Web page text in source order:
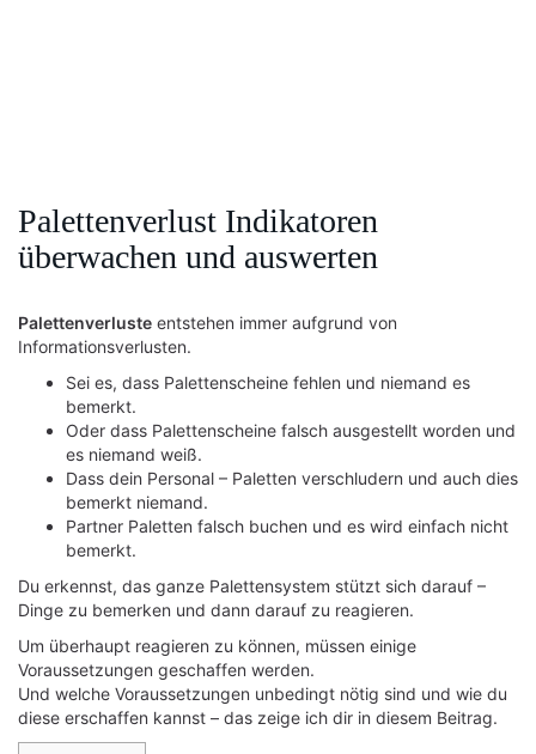
Palettenverlust Indikatoren
überwachen und auswerten
Palettenverluste entstehen immer aufgrund von
Informationsverlusten.
Sei es, dass Palettenscheine fehlen und niemand es
bemerkt.
Oder dass Palettenscheine falsch ausgestellt worden und
es niemand weiß.
Dass dein Personal – Paletten verschludern und auch dies
bemerkt niemand.
Partner Paletten falsch buchen und es wird einfach nicht
bemerkt.
Du erkennst, das ganze Palettensystem stützt sich darauf –
Dinge zu bemerken und dann darauf zu reagieren.
Um überhaupt reagieren zu können, müssen einige
Voraussetzungen geschaffen werden.
Und welche Voraussetzungen unbedingt nötig sind und wie du
diese erschaffen kannst – das zeige ich dir in diesem Beitrag.